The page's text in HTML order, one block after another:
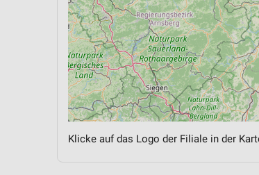
Klicke auf das Logo der Filiale in der